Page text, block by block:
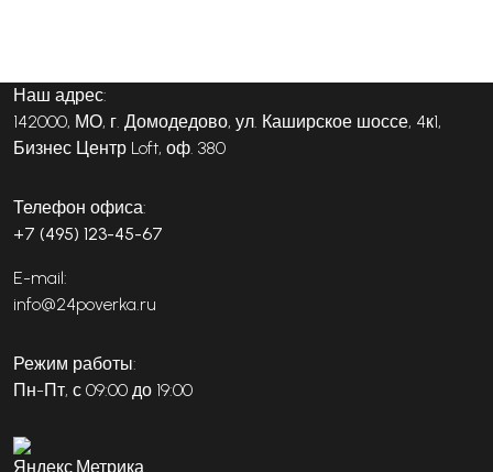
Наш адрес:
142000, МО, г. Домодедово, ул. Каширское шоссе, 4к1,
Бизнес Центр Loft, оф. 380
Телефон офиса:
+7 (495) 123-45-67
E-mail:
info@24poverka.ru
Режим работы:
Пн-Пт, с 09:00 до 19:00